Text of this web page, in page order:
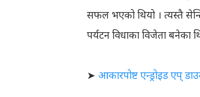
सफल भएको थियो । त्यस्तै
पर्यटन विधाका विजेता बनेका
➤ आकारपोष्ट एन्ड्रोइड एप्